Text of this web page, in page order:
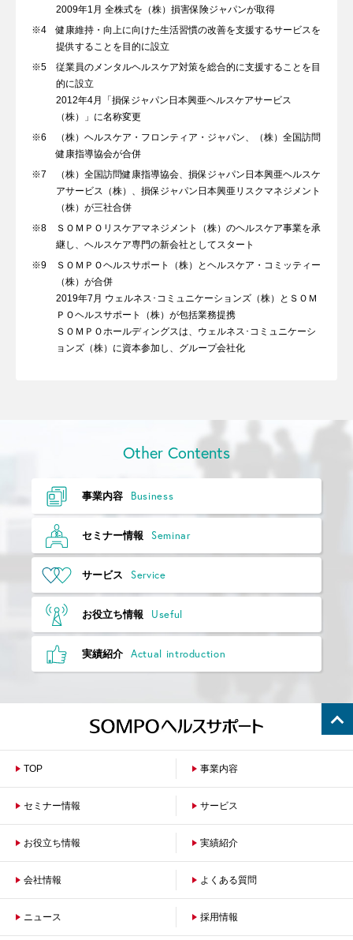
2009年1月 全株式を（株）損害保険ジャパンが取得
※4
健康維持・向上に向けた生活習慣の改善を支援するサービスを
提供することを目的に設立
※5
従業員のメンタルヘルスケア対策を総合的に支援することを目
的に設立
2012年4月「損保ジャパン日本興亜ヘルスケアサービス
（株）」に名称変更
※6
（株）ヘルスケア・フロンティア・ジャパン、（株）全国訪問
健康指導協会が合併
※7
（株）全国訪問健康指導協会、損保ジャパン日本興亜ヘルスケ
アサービス（株）、損保ジャパン日本興亜リスクマネジメント
（株）が三社合併
※8
ＳＯＭＰＯリスケアマネジメント（株）のヘルスケア事業を承
継し、ヘルスケア専門の新会社としてスタート
※9
ＳＯＭＰＯヘルスサポート（株）とヘルスケア・コミッティー
（株）が合併
2019年7月 ウェルネス･コミュニケーションズ（株）とＳＯＭ
ＰＯヘルスサポート（株）が包括業務提携
ＳＯＭＰＯホールディングスは、ウェルネス･コミュニケーシ
ョンズ（株）に資本参加し、グループ会社化
Other Contents
事業内容 Business
セミナー情報 Seminar
サービス Service
お役立ち情報 Useful
実績紹介 Actual introduction
TOP 事業内容
セミナー情報 サービス
保険者のお客さまへ 企業のお客さまへ
お役立ち情報 実績紹介
会社情報
会社概要 沿革
よくある質問
ニュース 採用情報